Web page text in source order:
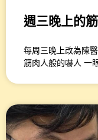
週三晚上的
每周三晚上改為陳
筋肉人般的嚇人 一